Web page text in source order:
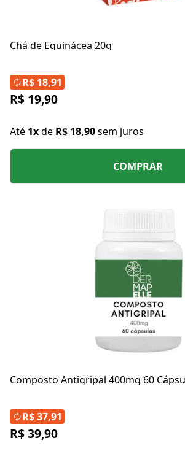
Chá de Equinácea 20g
R$ 19,90
Até 1xde R$ 18,90sem juros
R$ 18,91
COMPRAR
Composto Antigripal 400mg 60
R$ 39,90
R$ 37,91